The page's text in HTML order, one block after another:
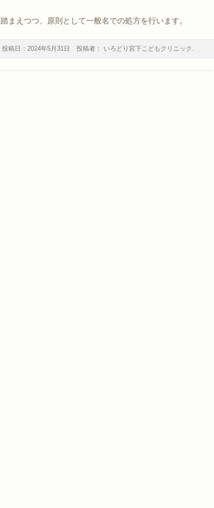
まえつつ、原則として一般名での処方を行います。
稿日： 2024年5月31日 投稿者： いろどり宮下こどもクリニック .